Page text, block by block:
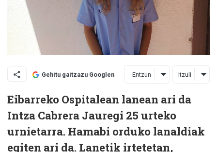
Gehitu gaitzazu Googlen Entzun Itzuli
Eibarreko Ospitalean lanean ari da
Intza Cabrera Jauregi 25 urteko
urnietarra. Hamabi orduko lanaldiak
egiten ari da. Lanetik irtetetan,